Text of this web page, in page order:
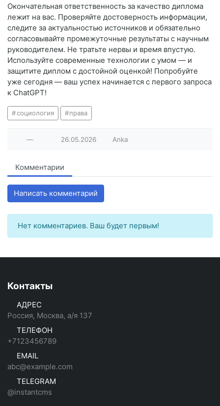
Окончательная ответственность за качество диплома
лежит на вас. Проверяйте достоверность информации,
следите за актуальностью источников и обязательно
согласовывайте промежуточные результаты с научным
руководителем. Не тратьте нервы и время впустую.
Используйте современные технологии с умом — и
защитите диплом с достойной оценкой! Попробуйте
уже сегодня — ваш успех начинается с первого запроса
к ChatGPT!
социология права
— 26.05.2026 Anka
Комментарии
Написать комментарий
Нет комментариев. Ваш будет первым!
Контакты
АДРЕС
Россия, Москва, а/я 137
ТЕЛЕФОН
+7123456789
EMAIL
abc@example.com
TELEGRAM
@instantcms